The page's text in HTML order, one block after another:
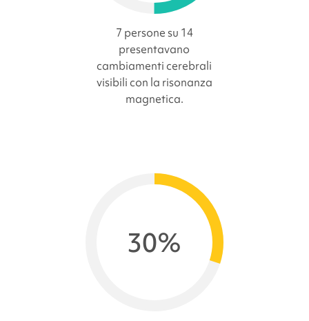
7 persone su 14
presentavano
cambiamenti cerebrali
visibili con la risonanza
magnetica.
30%